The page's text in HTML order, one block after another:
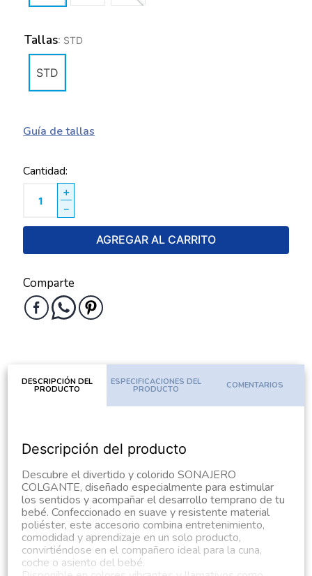
Tallas: STD
STD
Guía de tallas
Cantidad
＋
－
AGREGAR AL CARRITO
Comparte
DESCRIPCIÓN DEL
PRODUCTO
ESPECIFICACIONES DEL
PRODUCTO COMENTARIOS
Descripción del producto
Descubre el divertido y colorido SONAJERO
COLGANTE, diseñado especialmente para estimular
los sentidos y acompañar el desarrollo temprano de tu
bebé. Confeccionado en suave y resistente material
poliéster, este accesorio combina entretenimiento,
comodidad y aprendizaje en un solo producto,
convirtiéndose en el compañero ideal para la cuna,
coche o asiento del bebé.